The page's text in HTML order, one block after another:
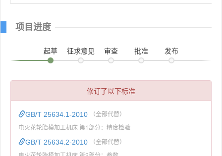
项目进度
起草 征求意见 审查 批准 发布
修订了以下标准
GB/T 25634.1-2010 （全部代替）
电火花轮胎模加工机床 第1部分：精度检验
GB/T 25634.2-2010 （全部代替）